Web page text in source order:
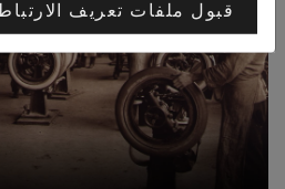
قبول ملفات تعريف الارتباط